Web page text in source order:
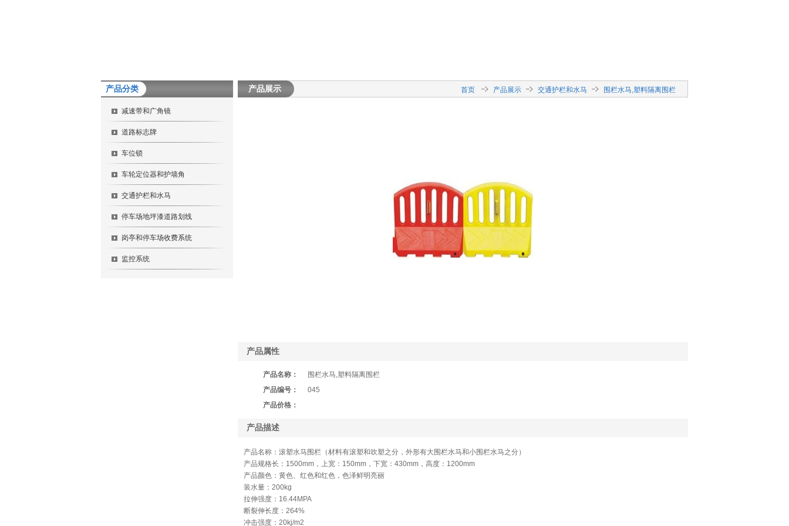
产品分类
减速带和广角镜
道路标志牌
车位锁
车轮定位器和护墙角
交通护栏和水马
停车场地坪漆道路划线
岗亭和停车场收费系统
监控系统
产品展示 首页 产品展示 交通护栏和水马 围栏水马,塑料隔离围栏
产品属性
产品名称：
围栏水马,塑料隔离围栏
产品编号：
045
产品价格：
产品描述
产品名称：滚塑水马围栏（材料有滚塑和吹塑之分，外形有大围栏水马和小围栏水马之分）
产品规格长：1500mm，上宽：150mm，下宽：430mm，高度：1200mm
产品颜色：黄色、红色和红色，色泽鲜明亮丽
装水量：200kg
拉伸强度：16.44MPA
断裂伸长度：264%
冲击强度：20kj/m2